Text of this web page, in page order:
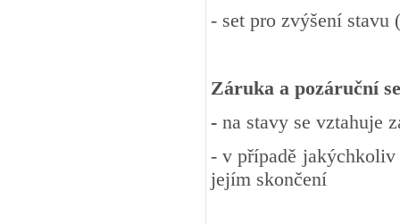
- set pro zvýšení stavu
Záruka a pozáruční
- na stavy se vztahuje
- v případě jakýchkoliv
jejím skončení